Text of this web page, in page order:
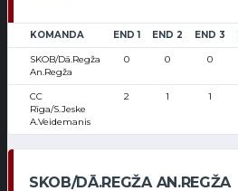
KOMANDA END 1 END 2 END 3
SKOB/Dā.Regža
An.Regža
0 0 0
CC
Rīga/S.Jeske
A.Veidemanis
2 1 1
SKOB/DĀ.REGŽA AN.REGŽA